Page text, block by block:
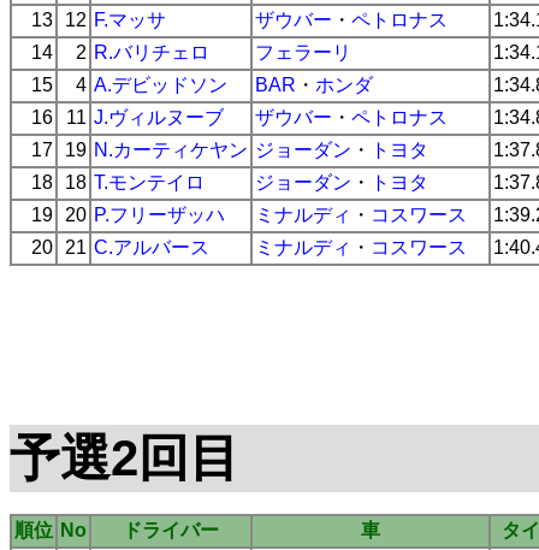
13
12 F.マッサ ザウバー ・ ペトロナス
14
2 R.バリチェロ フェラーリ
15
4 A.デビッドソン BAR ・ ホンダ
16
11 J.ヴィルヌーブ ザウバー ・ ペトロナス
17
19 N.カーティケヤン ジョーダン ・ トヨタ
18
18 T.モンテイロ ジョーダン ・ トヨタ
19
20 P.フリーザッハ ミナルディ ・ コスワース
20
21 C.アルバース ミナルディ ・ コスワース
予選2回目
順位 No ドライバー 車
タ